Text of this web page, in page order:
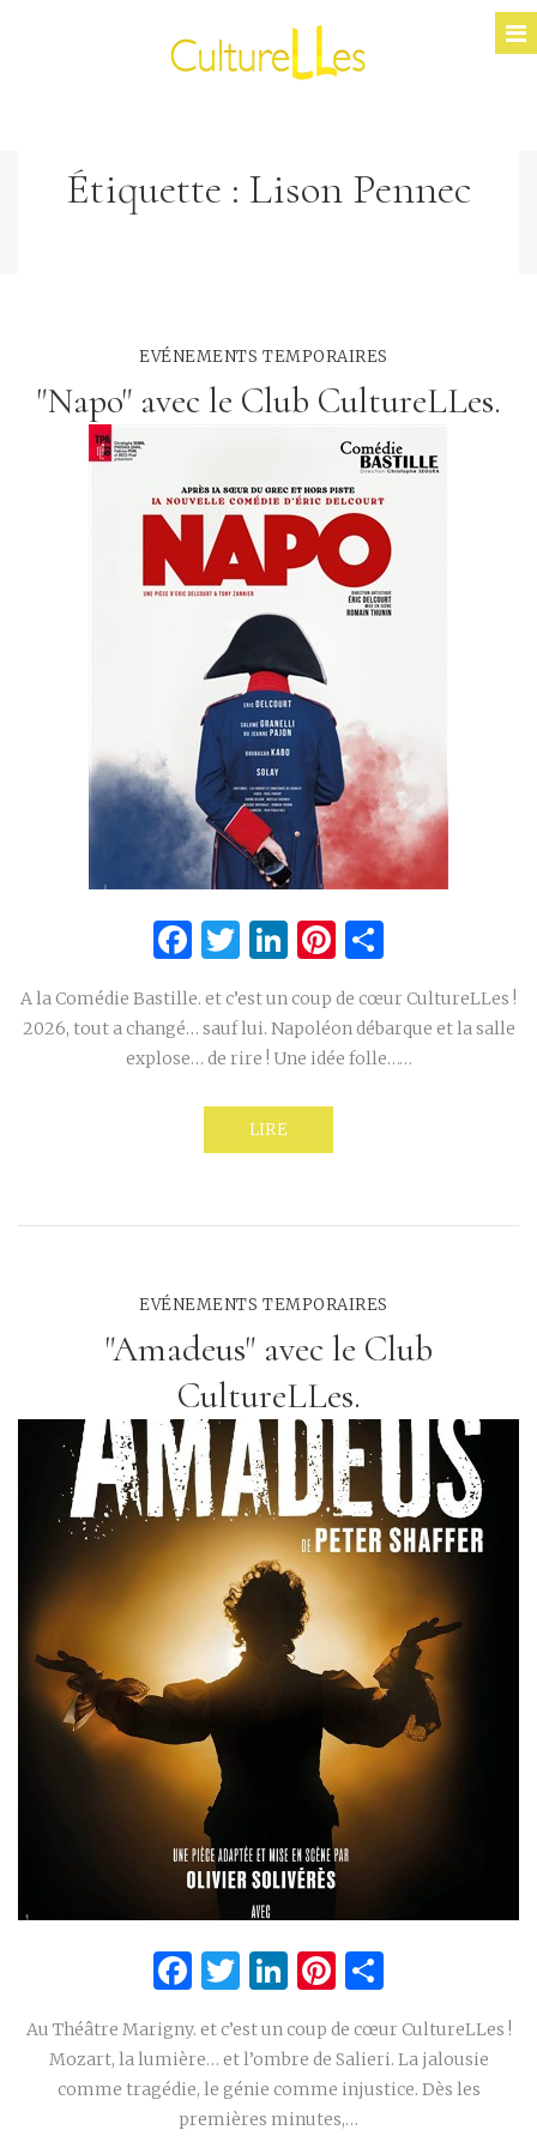
Étiquette : Lison Pennec
EVÉNEMENTS TEMPORAIRES
"Napo" avec le Club CultureLLes.
Facebook
Twitter
LinkedIn
Pinterest
A la Comédie Bastille. et c’est un coup de cœur CultureLLes !
2026, tout a changé… sauf lui. Napoléon débarque et la salle
explose… de rire ! Une idée folle……
LIRE
EVÉNEMENTS TEMPORAIRES
"Amadeus" avec le Club
CultureLLes.
Facebook
Twitter
LinkedIn
Pinterest
Au Théâtre Marigny. et c’est un coup de cœur CultureLLes !
Mozart, la lumière… et l’ombre de Salieri. La jalousie
comme tragédie, le génie comme injustice. Dès les
premières minutes,…